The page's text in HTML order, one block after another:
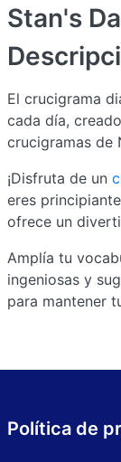
Stan's
El crucigrama
cada día,
crucigramas de
¡Disfruta de un
eres
ofrece un
Amplía tu
ingeniosas y
para mantener
Política de